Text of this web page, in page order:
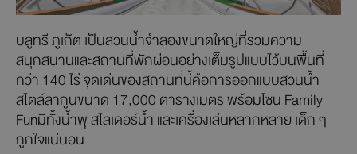
บลูทรี ภูเก็ต เป็นสวนน้ำจำลองขนาดใหญ่ที่รวมความ
สนุกสนานและสถานที่พักผ่อนอย่างเต็มรูปแบบไว้บนพื้นที่
กว่า 140 ไร่ จุดเด่นของสถานที่นี้คือการออกแบบสวนน้ำ
สไตล์ลากูนขนาด 17,000 ตารางเมตร พร้อมโซน Family
Funมีทั้งน้ำพุ สไลเดอร์น้ำ และเครื่องเล่นหลากหลาย เด็ก ๆ
ถูกใจแน่นอน